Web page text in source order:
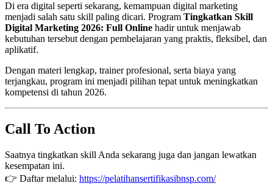
Di era digital seperti sekarang, kemampuan digital marketing
menjadi salah satu skill paling dicari. Program Tingkatkan Skill
Digital Marketing 2026: Full Online hadir untuk menjawab
kebutuhan tersebut dengan pembelajaran yang praktis, fleksibel, dan
aplikatif.
Dengan materi lengkap, trainer profesional, serta biaya yang
terjangkau, program ini menjadi pilihan tepat untuk meningkatkan
kompetensi di tahun 2026.
Call To Action
Saatnya tingkatkan skill Anda sekarang juga dan jangan lewatkan
kesempatan ini.
👉 Daftar melalui: https://pelatihansertifikasibnsp.com/